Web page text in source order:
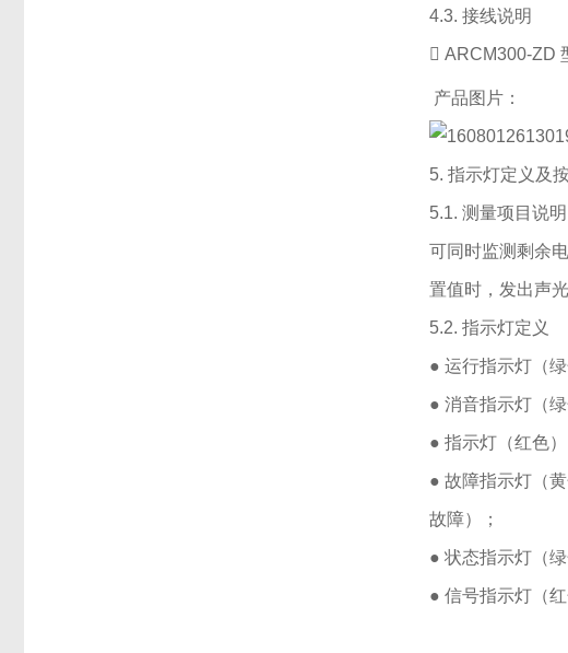
4.3. 接线说明
 ARCM300-ZD
产品图片：
5. 指示灯定义及
5.1. 测量项目说明
可同时监测剩余
置值时，发出声光
5.2. 指示灯定义
● 运行指示灯（
● 消音指示灯（
● 指示灯（红色
● 故障指示灯（
故障）；
● 状态指示灯（
● 信号指示灯（